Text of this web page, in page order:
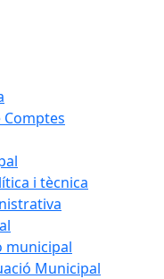
Comptes
i tècnica
municipal
Municipal